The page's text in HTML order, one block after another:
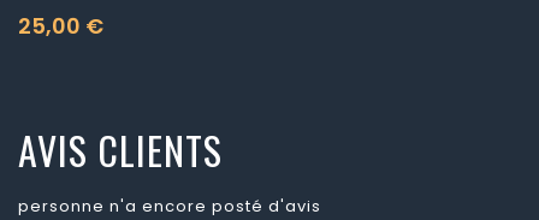
25,00 €
Prix
AVIS CLIENTS
personne n'a encore posté d'avis